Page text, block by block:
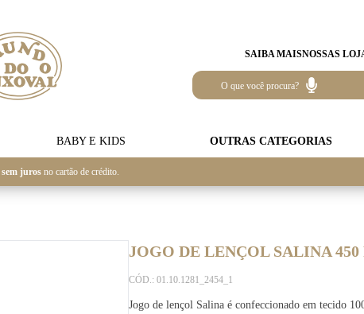
SAIBA MAISNOSSAS
BABY E KIDS OUTRAS CATEGORIAS
sem juros no cartão de crédito.
JOGO DE LENÇOL SALINA
CÓD.: 01.10.1281_2454_1
Jogo de lençol Salina é confeccionado em tecido